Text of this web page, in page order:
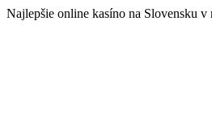
Najlepšie online kasíno na Slovensku v